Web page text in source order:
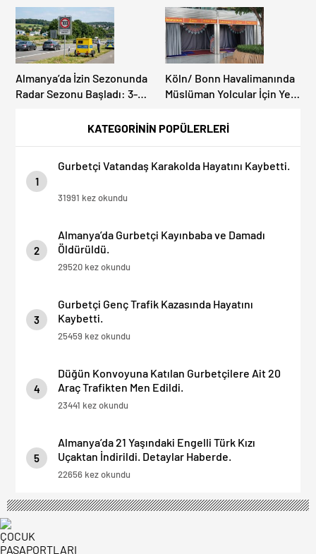
KATEGORİNİN POPÜLERLERİ
1
Gurbetçi Vatandaş Karakolda Hayatını Kaybetti.
31991 kez okundu
2
Almanya’da Gurbetçi Kayınbaba ve Damadı
Öldürüldü.
29520 kez okundu
3
Gurbetçi Genç Trafik Kazasında Hayatını
Kaybetti.
25459 kez okundu
4
Düğün Konvoyuna Katılan Gurbetçilere Ait 20
Araç Trafikten Men Edildi.
23441 kez okundu
5
Almanya’da 21 Yaşındaki Engelli Türk Kızı
Uçaktan İndirildi. Detaylar Haberde.
22656 kez okundu
Almanya’da İzin Sezonunda
Radar Sezonu Başladı: 3-9
Denetimi Yapılacak!
Köln/ Bonn Havalimanında
Müslüman Yolcular İçin Yeni